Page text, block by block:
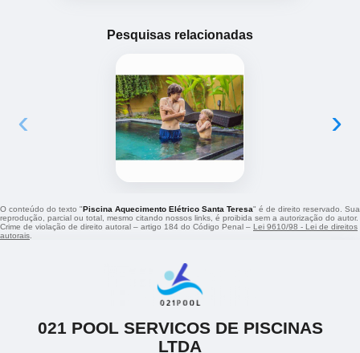
Pesquisas relacionadas
‹ ›
O conteúdo do texto "Piscina Aquecimento Elétrico Santa Teresa" é de direito reservado. Sua
reprodução, parcial ou total, mesmo citando nossos links, é proibida sem a autorização do autor.
Crime de violação de direito autoral – artigo 184 do Código Penal – Lei 9610/98 - Lei de direitos
autorais
021 POOL SERVICOS DE PISCINAS
LTDA